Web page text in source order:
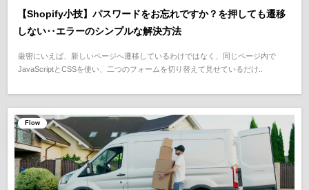
【Shopify小技】パスワードをお忘れですか？を押しても遷移
しない‥エラーのシンプルな解決方法
厳密にいえば、新しいページへ遷移しているわけではなく、同じページ内で
JavaScriptとCSSを使い、二つのフォームを切り替えて見せているだけ..
Flow